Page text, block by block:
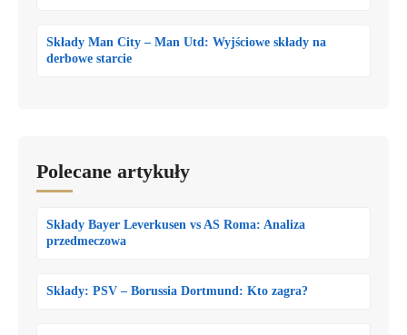
Składy Man City – Man Utd: Wyjściowe składy na
derbowe starcie
Polecane artykuły
Składy Bayer Leverkusen vs AS Roma: Analiza
przedmeczowa
Składy: PSV – Borussia Dortmund: Kto zagra?